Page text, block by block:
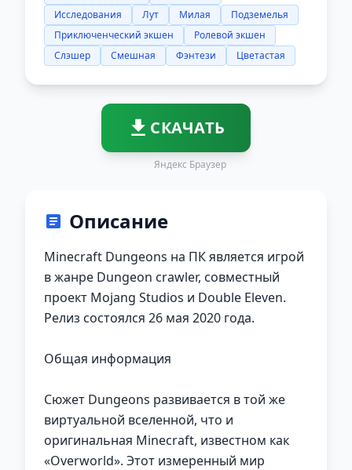
Исследования
Лут Милая
Подземелья
Приключенческий экшен
Ролевой экшен
Слэшер
Смешная Фэнтези Цветастая
СКАЧАТЬ
Яндекс Браузер
Описание
Minecraft Dungeons на ПК является игрой
в жанре Dungeon crawler, совместный
проект Mojang Studios и Double Eleven.
Релиз состоялся 26 мая 2020 года.
Общая информация
Сюжет Dungeons развивается в той же
виртуальной вселенной, что и
оригинальная Minecraft, известном как
«Overworld». Этот измеренный мир